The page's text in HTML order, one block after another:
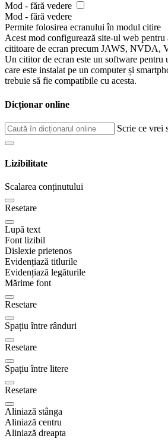
Mod - fără vedere
Mod - fără vedere
Permite folosirea ecranului în modul citire
Acest mod configurează site-ul web
cititoare de ecran precum JAWS, NVDA,
Un cititor de ecran este un software pentru
care este instalat pe un computer și
trebuie să fie compatibile cu acesta.
Dicționar online
Scrie ce vrei
Lizibilitate
Scalarea conținutului
Resetare
Lupă text
Font lizibil
Dislexie prietenos
Evidențiază titlurile
Evidențiază legăturile
Mărime font
Resetare
Spațiu între rânduri
Resetare
Spațiu între litere
Resetare
Aliniază stânga
Aliniază centru
Aliniază dreapta